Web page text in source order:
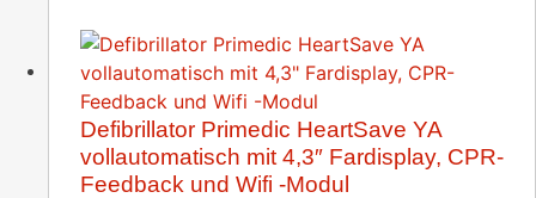
Defibrillator Primedic HeartSave YA
vollautomatisch mit 4,3″ Fardisplay, CPR-
Feedback und Wifi -Modul